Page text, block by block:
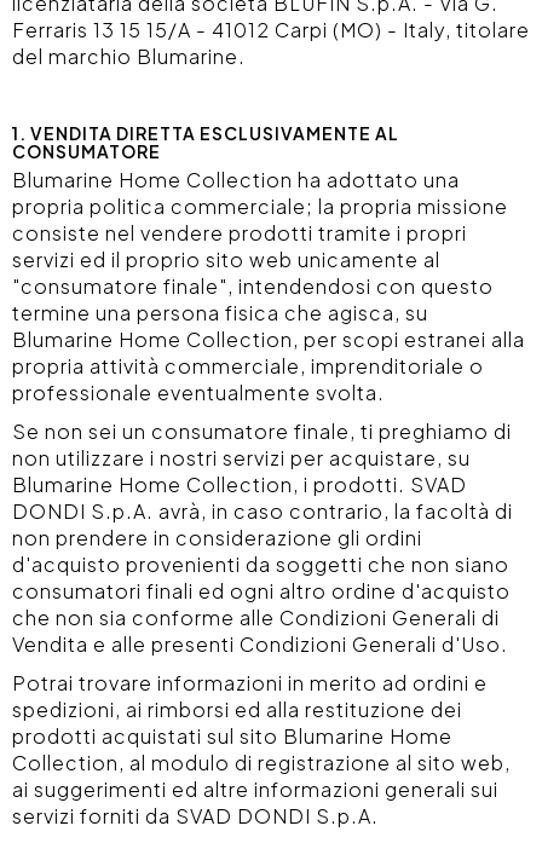
Ferraris 13 15 15/A - 41012 Carpi (MO) - Italy, titolare
del marchio Blumarine.
1. VENDITA DIRETTA ESCLUSIVAMENTE AL
CONSUMATORE
Blumarine Home Collection ha adottato una
propria politica commerciale; la propria missione
consiste nel vendere prodotti tramite i propri
servizi ed il proprio sito web unicamente al
"consumatore finale", intendendosi con questo
termine una persona fisica che agisca, su
Blumarine Home Collection, per scopi estranei alla
propria attività commerciale, imprenditoriale o
professionale eventualmente svolta.
Se non sei un consumatore finale, ti preghiamo di
non utilizzare i nostri servizi per acquistare, su
Blumarine Home Collection, i prodotti. SVAD
DONDI S.p.A. avrà, in caso contrario, la facoltà di
non prendere in considerazione gli ordini
d'acquisto provenienti da soggetti che non siano
consumatori finali ed ogni altro ordine d'acquisto
che non sia conforme alle Condizioni Generali di
Vendita e alle presenti Condizioni Generali d'Uso.
Potrai trovare informazioni in merito ad ordini e
spedizioni, ai rimborsi ed alla restituzione dei
prodotti acquistati sul sito Blumarine Home
Collection, al modulo di registrazione al sito web,
ai suggerimenti ed altre informazioni generali sui
servizi forniti da SVAD DONDI S.p.A.